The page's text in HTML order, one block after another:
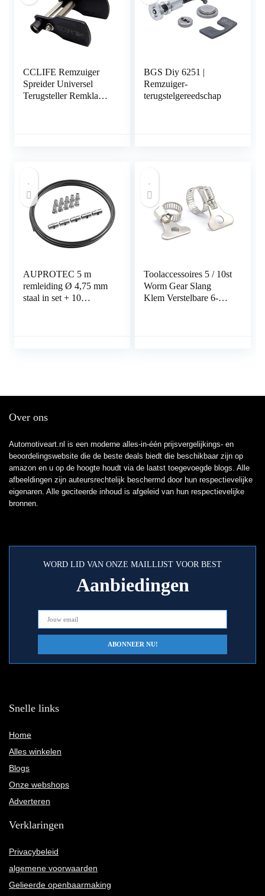
CCLIFE Remzuiger
Spreider Universel
Terugsteller Remklauw
BGS Diy 6251 |
Remzuiger-
terugstelgereedschap
AUPROTEC 5 m
remleiding Ø 4,75 mm
staal in set + 10
Toolaccessoires 5 / 10st
Worm Gear Slang
Klem Verstelbare 6-
Over ons
Automotiveart.nl is een moderne alles-in-één prijsvergelijkings- en
beoordelingswebsite die de beste deals biedt die beschikbaar zijn op
amazon en u op de hoogte houdt via de laatst toegevoegde blogs. Alle
afbeeldingen zijn auteursrechtelijk beschermd door hun respectievelijke
eigenaren. Alle geciteerde inhoud is afgeleid van hun respectievelijke
bronnen.
WORD LID VAN ONZE MAILLIJST VOOR BEST
Aanbiedingen
Snelle links
Home
Alles winkelen
Blogs
Onze webshops
Adverteren
Verklaringen
Privacybeleid
algemene voorwaarden
Gelieerde openbaarmaking